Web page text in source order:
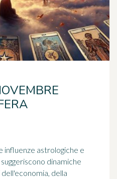
influenze astrologiche e
dinamiche
della